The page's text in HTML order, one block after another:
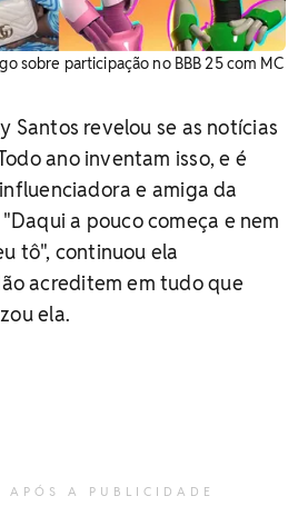
sobre participação no BBB 25 com MC
Santos revelou se as notícias
ano inventam isso, e é
e amiga da
a pouco começa e nem
tô", continuou ela
acreditem em tudo que
ela.
APÓS A PUBLICIDADE